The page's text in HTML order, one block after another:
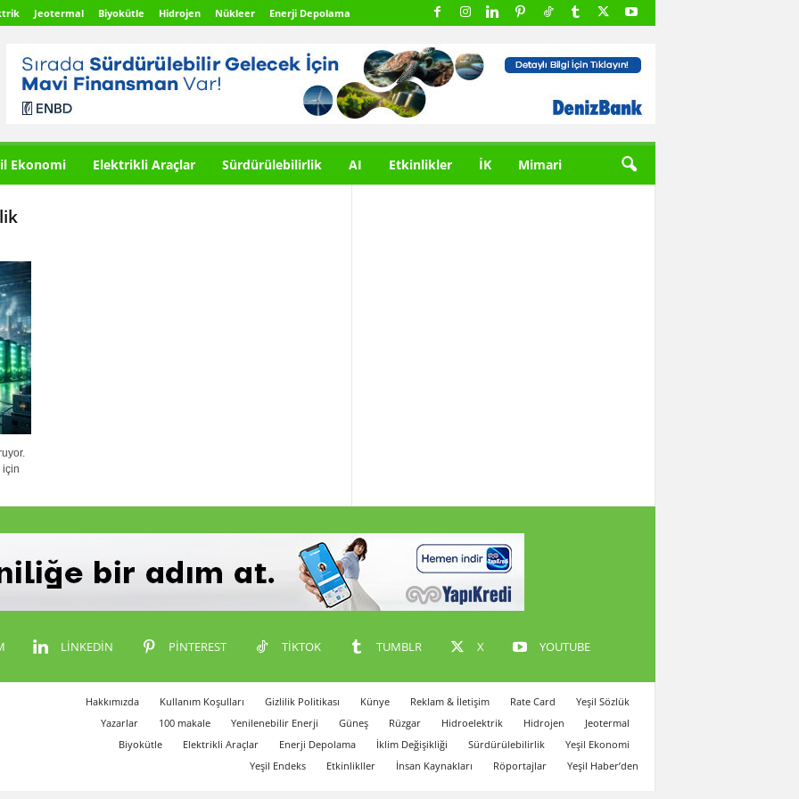
Jeotermal Biyokütle Hidrojen Nükleer Enerji Depolama
Ekonomi Elektrikli Araçlar Sürdürülebilirlik AI Etkinlikler İK Mimari
için
LINKEDIN PINTEREST TIKTOK TUMBLR X YOUTUBE
Hakkımızda Kullanım Koşulları Gizlilik Politikası Künye Reklam & İletişim Rate Card
Yeşil Sözlük
Yazarlar
100 makale Yenilenebilir Enerji Güneş Rüzgar Hidroelektrik Hidrojen
Jeotermal
Biyokütle
Elektrikli Araçlar Enerji Depolama İklim Değişikliği Sürdürülebilirlik
Yeşil Ekonomi
Yeşil Endeks
Etkinlikller İnsan Kaynakları Röportajlar Yeşil Haber’den